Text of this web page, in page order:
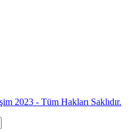
2023 - Tüm Hakları Saklıdır.